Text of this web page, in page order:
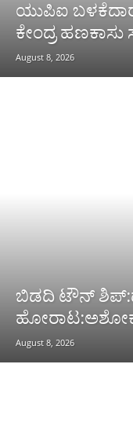
ಯುಪಿಐ
ಕೇಂದ್ರ
August 8, 2026
ಬಿಡದಿ ಟೌನ್
August 8, 2026